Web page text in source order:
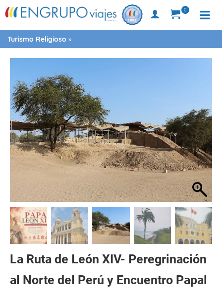
0
Turismo Religioso »
La Ruta de León XIV- Peregrinación
al Norte del Perú y Encuentro Papal